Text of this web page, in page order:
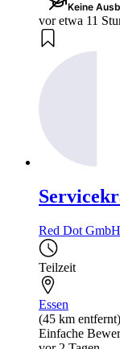
Keine
vor etwa 11
Red Dot
Teilzeit
Essen
(45 km entfernt)
Einfache